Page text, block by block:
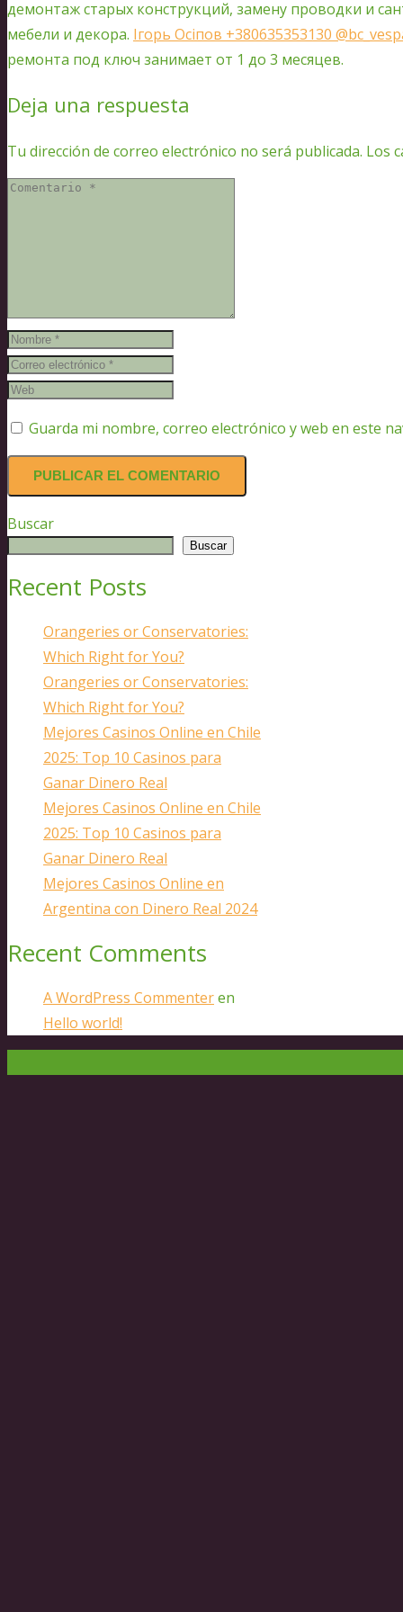
демонтаж старых конструкций, замену проводки и
мебели и декора. Ігорь Осіпов +380635353130
ремонта под ключ занимает от 1 до 3 месяцев.
Deja una respuesta
Tu dirección de correo electrónico no será publicada. Los
Guarda mi nombre, correo electrónico y web en este
Buscar
Buscar
Recent Posts
Orangeries or Conservatories:
Which Right for You?
Orangeries or Conservatories:
Which Right for You?
Mejores Casinos Online en Chile
2025: Top 10 Casinos para
Ganar Dinero Real
Mejores Casinos Online en Chile
2025: Top 10 Casinos para
Ganar Dinero Real
Mejores Casinos Online en
Argentina con Dinero Real 2024
Recent Comments
A WordPress Commenteren
Hello world!